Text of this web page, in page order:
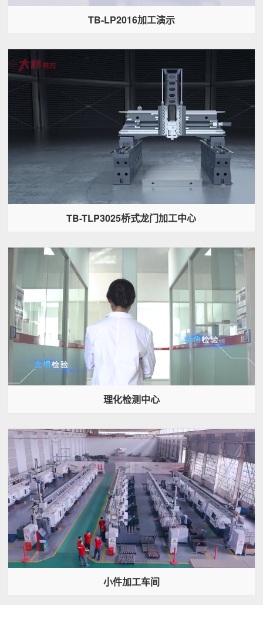
TB-LP2016加工演示
TB-TLP3025桥式龙门加工中心
理化检测中心
小件加工车间